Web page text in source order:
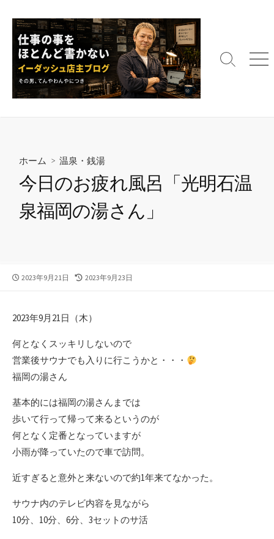
キ
検
メ
ホーム > 温泉・銭湯
今日のお疲れ風呂「光明石温
泉福岡の湯さん」
公
2023年9月21日
最
日
2023年9月23日
2023年9月21日（木）
何となくスッキリしないので
営業後サウナでも入りに行こうかと・・・
福岡の湯さん
基本的には福岡の湯さんまでは
歩いて行って帰って来るというのが
何となく定番となっていますが
小雨が降っていたので車で訪問。
近すぎると意外と来ないので約1年来てなかった。
サウナ内のテレビ内容を見ながら
10分、10分、6分、3セットのサ活